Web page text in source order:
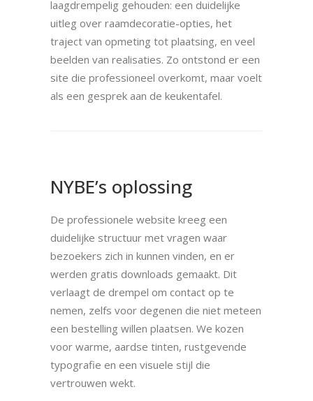
laagdrempelig gehouden: een duidelijke
uitleg over raamdecoratie-opties, het
traject van opmeting tot plaatsing, en veel
beelden van realisaties. Zo ontstond er een
site die professioneel overkomt, maar voelt
als een gesprek aan de keukentafel.
NYBE’s oplossing
De professionele website kreeg een
duidelijke structuur met vragen waar
bezoekers zich in kunnen vinden, en er
werden gratis downloads gemaakt. Dit
verlaagt de drempel om contact op te
nemen, zelfs voor degenen die niet meteen
een bestelling willen plaatsen. We kozen
voor warme, aardse tinten, rustgevende
typografie en een visuele stijl die
vertrouwen wekt.